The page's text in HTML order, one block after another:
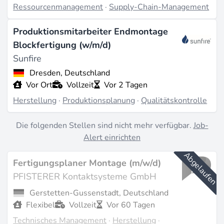
Produktionsplanung getaggten Stellen Production
Supervisor (m/w/d), Production Operator (m/w/d),
Produktionsmitarbeiter (m/w/d), Production Manager,
Production Planner, Production Scheduler, Plant
die Fusion ist dabei:Helion Energy in Everett
rekrutiert Schicht-Planer. Die Häufung von "(m/w/d)"-
Ausschreibungen an europäischen Gigafabriken zeigt,
wo neue Kapazität entsteht: Markranstädt, Leipzig,
Dresden und das tschechisch-sächsische Grenzgebiet.
Wohin sich die Nachfrage bis 2030 entwickelt
Solarmodul-Herstellung allein soll in den USA bis
Ressourcenmanagement · Supply-Chain-Management
Produktionsmitarbeiter Endmontage
Blockfertigung (w/m/d)
Sunfire
Dresden, Deutschland
Vor Ort
Vollzeit
Vor 2 Tagen
Herstellung · Produktionsplanung · Qualitätskontrolle
Die folgenden Stellen sind nicht mehr verfügbar. Job-
Alert einrichten
Abgelaufen
Fertigungsplaner Montage (m/w/d)
PFISTERER Kontaktsysteme GmbH
Gerstetten-Gussenstadt, Deutschland
Flexibel
Vollzeit
Vor 60 Tagen
Technisches Management ·Herstellung ·